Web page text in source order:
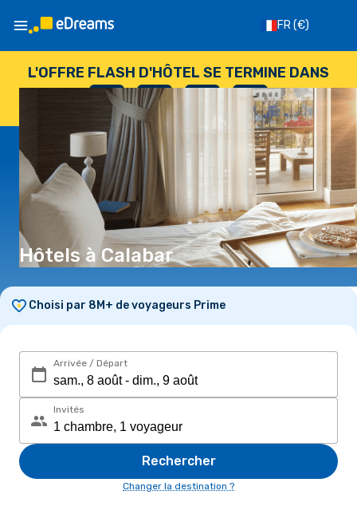
FR(€)
L'OFFRE FLASH D'HÔTEL SE TERMINE DANS
--
JOURS
: --
HEURES
: --
SECONDES
Hôtels à Calabar
Choisi par 8M+ de voyageurs Prime
Arrivée / Départ
Invités
Rechercher
Changer la destination ?